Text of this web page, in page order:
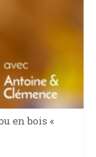
en bois «